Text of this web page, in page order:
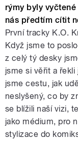
rýmy byly
nás předtím cítit
První tracky K.O.
Když jsme to
z celý tý desky
jsme si věřit a řekli
jsme cestu, jak
neslyšený, co by
se blížili naší vizi,
jako médium, pro
stylizace do